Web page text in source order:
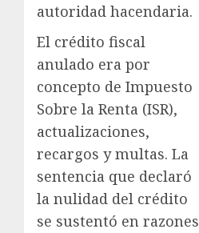
autoridad hacendaria.
El crédito fiscal
anulado era por
concepto de Impuesto
Sobre la Renta (ISR),
actualizaciones,
recargos y multas. La
sentencia que declaró
la nulidad del crédito
se sustentó en razones